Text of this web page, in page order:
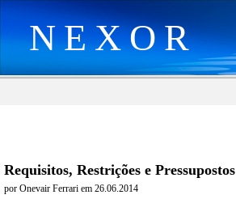
NEXOR
Requisitos, Restrições e Pressupostos
por Onevair Ferrari em 26.06.2014